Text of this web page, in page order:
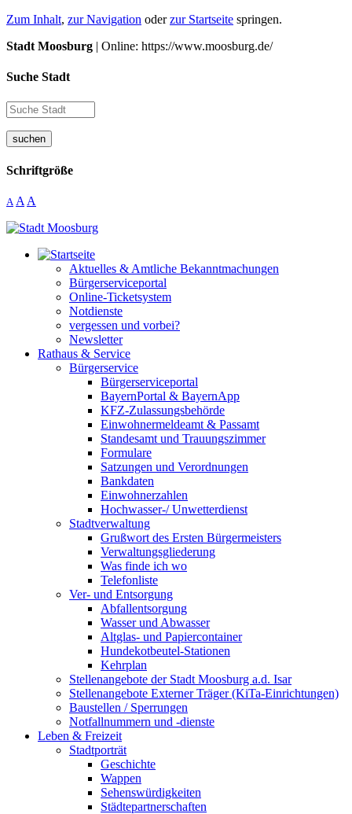
Zum Inhalt, zur Navigation oderzur Startseite springen.
Stadt Moosburg | Online: https://www.moosburg.de/
Suche Stadt
suchen
Schriftgröße
A A A
Aktuelles & Amtliche Bekanntmachungen
Bürgerserviceportal
Online-Ticketsystem
Notdienste
vergessen und vorbei?
Newsletter
Rathaus & Service
Bürgerservice
Bürgerserviceportal
BayernPortal & BayernApp
KFZ-Zulassungsbehörde
Einwohnermeldeamt & Passamt
Standesamt und Trauungszimmer
Formulare
Satzungen und Verordnungen
Bankdaten
Einwohnerzahlen
Hochwasser-/ Unwetterdienst
Stadtverwaltung
Grußwort des Ersten Bürgermeisters
Verwaltungsgliederung
Was finde ich wo
Telefonliste
Ver- und Entsorgung
Abfallentsorgung
Wasser und Abwasser
Altglas- und Papiercontainer
Hundekotbeutel-Stationen
Kehrplan
Stellenangebote der Stadt Moosburg a.d. Isar
Stellenangebote Externer Träger (KiTa-Einrichtungen)
Baustellen / Sperrungen
Notfallnummern und -dienste
Leben & Freizeit
Stadtporträt
Geschichte
Wappen
Sehenswürdigkeiten
Städtepartnerschaften